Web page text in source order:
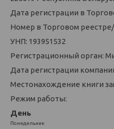
Дата регистрации в
Номер в Торговом
УНП: 193951532
Регистрационный орган:
Дата регистрации
Местонахождение книги
Режим работы:
День
Понедельник